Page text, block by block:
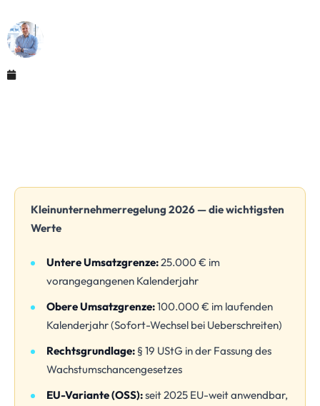
Kleinunternehmerregelung 2026 — die wichtigsten
Werte
Untere Umsatzgrenze:25.000 € im
vorangegangenen Kalenderjahr
Obere Umsatzgrenze:100.000 € im laufenden
Kalenderjahr (Sofort-Wechsel bei Ueberschreiten)
Rechtsgrundlage: § 19 UStG in der Fassung des
Wachstumschancengesetzes
EU-Variante (OSS):seit 2025 EU-weit anwendbar,